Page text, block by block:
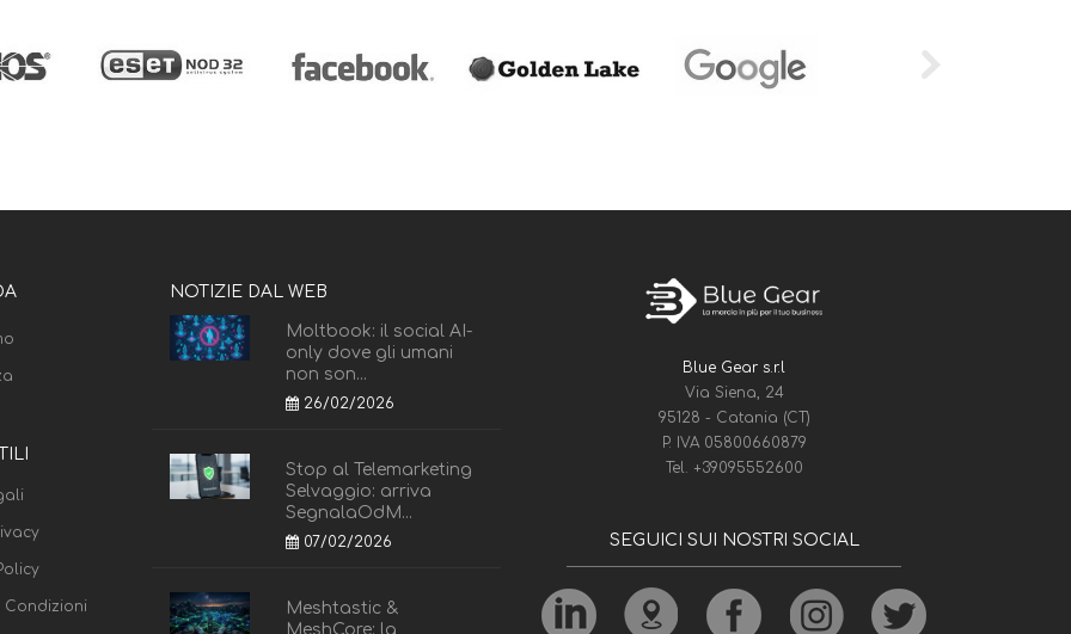
Condizioni
NOTIZIE DAL WEB
Moltbook: il social AI-
only dove gli umani
non son...
26/02/2026
Stop al Telemarketing
Selvaggio: arriva
SegnalaOdM...
07/02/2026
Meshtastic &
MeshCore: la
Blue Gear s.r.l
Via Siena, 24
95128 - Catania (CT)
P. IVA 05800660879
Tel. +39095552600
SEGUICI SUI NOSTRI SOCIAL